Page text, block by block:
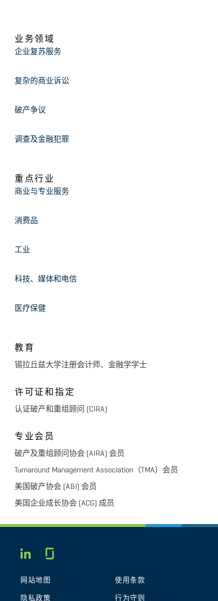
业务领域
企业复苏服务
复杂的商业诉讼
破产争议
调查及金融犯罪
重点行业
商业与专业服务
消费品
工业
科技、媒体和电信
医疗保健
教育
锡拉丘兹大学注册会计师、金融学学士
许可证和指定
认证破产和重组顾问 (CIRA)
专业会员
破产及重组顾问协会 (AIRA) 会员
Turnaround Management Association（TMA）会员
美国破产协会 (ABI) 会员
美国企业成长协会 (ACG) 成员
LINKEDIN
网站地图 使用条款
隐私政策 行为守则